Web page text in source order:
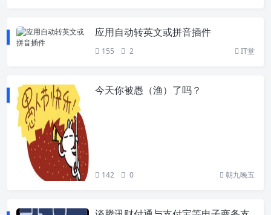
应用自动转英文或拼音插件
155 2 IT堂
今天你被愚（渔）了吗？
142 0 朝九晚五